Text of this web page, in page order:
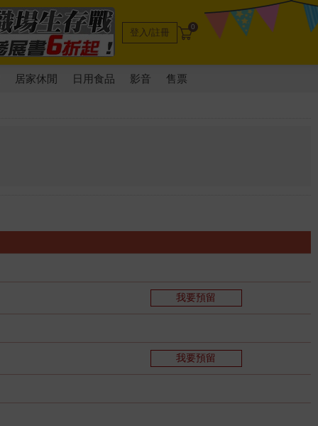
登入/註冊 0
居家休閒 日用食品 影音 售票
我要預留
我要預留